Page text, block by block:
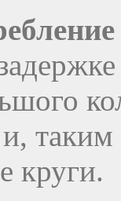
таким
круги.